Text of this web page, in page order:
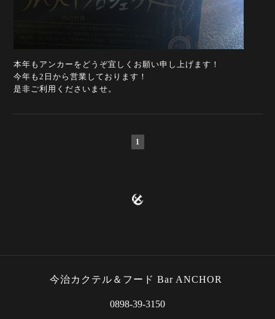
本年もアンカーをどうぞ宜しくお願い申し上げます！
今年も2日から営業しております！
是非ご利用くださいませ。
1
今治カクテル＆フード Bar ANCHOR
0898-39-3150